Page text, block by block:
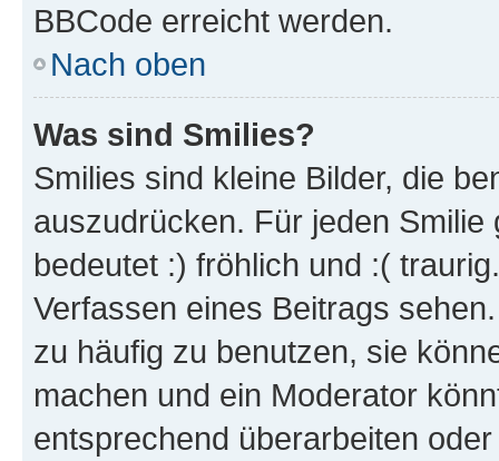
BBCode erreicht werden.
Nach oben
Was sind Smilies?
Smilies sind kleine Bilder, die
auszudrücken. Für jeden
bedeutet :) fröhlich und :(
Verfassen eines Beitrags
zu häufig zu benutzen, sie
machen und ein Moderator
entsprechend überarbeiten